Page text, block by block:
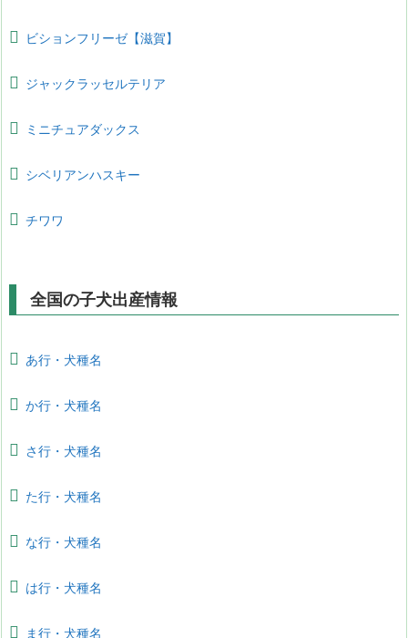
ビションフリーゼ【滋賀】
ジャックラッセルテリア
ミニチュアダックス
シベリアンハスキー
チワワ
全国の子犬出産情報
あ行・犬種名
か行・犬種名
さ行・犬種名
た行・犬種名
な行・犬種名
は行・犬種名
ま行・犬種名